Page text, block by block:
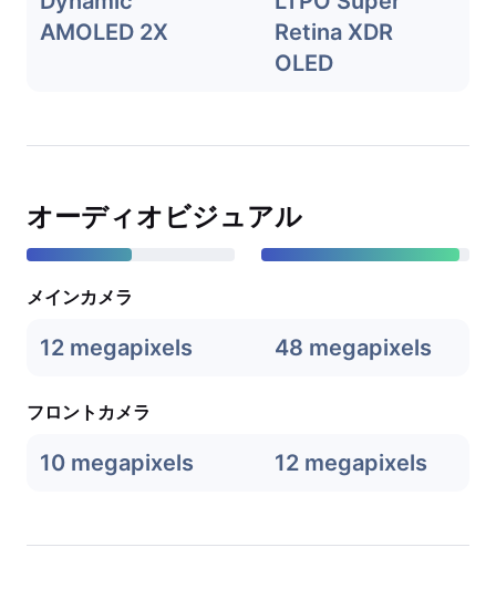
AMOLED 2X
Retina XDR
OLED
オーディオビジュアル
メインカメラ
12 megapixels 48 megapixels
フロントカメラ
10 megapixels 12 megapixels